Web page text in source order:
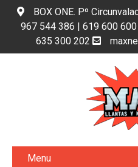
BOX ONE. Pº
967 544 386 | 619 600
635 300 202
Menu